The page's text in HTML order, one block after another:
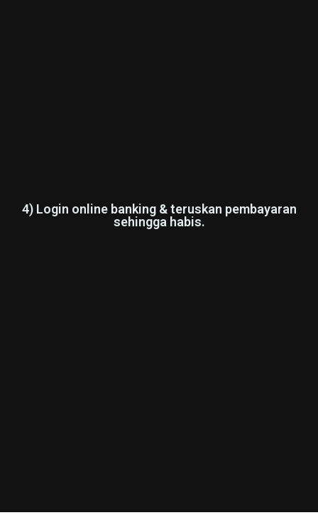
4) Login online banking & teruskan pembayaran
sehingga habis.